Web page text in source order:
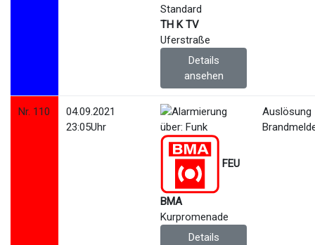
TH K TV
Uferstraße
Details
ansehen
Nr. 110
04.09.2021
23:05Uhr
FEU
BMA
Kurpromenade
Details
Auslösung